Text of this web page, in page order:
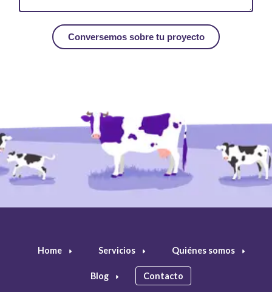
Home Servicios Quiénes somos
Blog Contacto